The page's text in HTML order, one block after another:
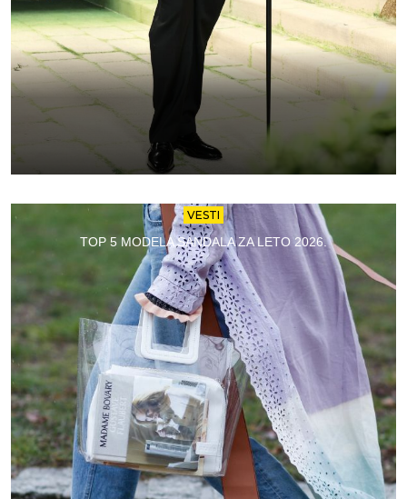
VESTI
TOP 5 MODELA SANDALA ZA LETO 2026.